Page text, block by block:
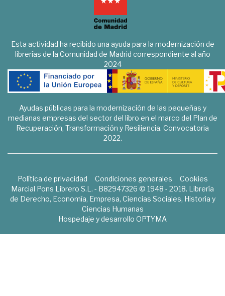
Esta actividad ha recibido una ayuda para la modernización de
librerías de la Comunidad de Madrid correspondiente al año
2024
Ayudas públicas para la modernización de las pequeñas y
medianas empresas del sector del libro en el marco del Plan de
Recuperación, Transformación y Resiliencia. Convocatoria
2022.
Política de privacidad Condiciones generales
Cookies
Marcial Pons Librero S.L. - B82947326 © 1948 - 2018. Librería
de Derecho, Economía, Empresa, Ciencias Sociales, Historia y
Ciencias Humanas
Hospedaje y desarrollo OPTYMA